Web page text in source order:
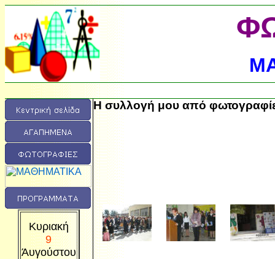
Κυριακή
9
Άυγούστου
Η συλλογή μου από